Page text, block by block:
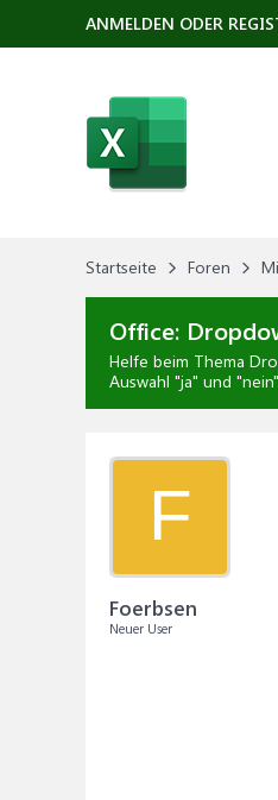
Startseite Foren
Office:
Helfe beim Thema
Auswahl "ja" und
F
Foerbsen
Neuer User
ANMELDEN ODER